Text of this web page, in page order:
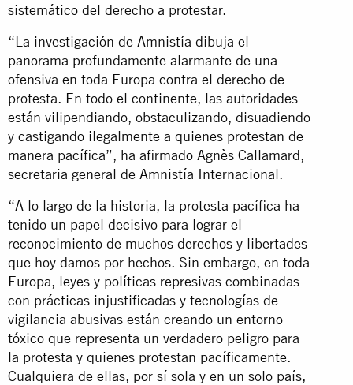
sistemático del derecho a protestar.
“La investigación de Amnistía dibuja el
panorama profundamente alarmante de una
ofensiva en toda Europa contra el derecho de
protesta. En todo el continente, las autoridades
están vilipendiando, obstaculizando, disuadiendo
y castigando ilegalmente a quienes protestan de
manera pacífica”, ha afirmado Agnès Callamard,
secretaria general de Amnistía Internacional.
“A lo largo de la historia, la protesta pacífica ha
tenido un papel decisivo para lograr el
reconocimiento de muchos derechos y libertades
que hoy damos por hechos. Sin embargo, en toda
Europa, leyes y políticas represivas combinadas
con prácticas injustificadas y tecnologías de
vigilancia abusivas están creando un entorno
tóxico que representa un verdadero peligro para
la protesta y quienes protestan pacíficamente.
Cualquiera de ellas, por sí sola y en un solo país,